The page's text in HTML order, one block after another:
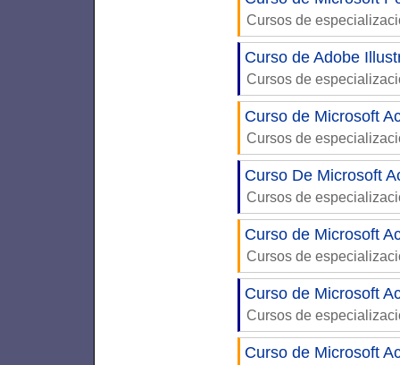
Cursos de
Curso de Adobe
Cursos de
Curso de Microsoft
Cursos de
Curso De Microsoft
Cursos de
Curso de Microsoft
Cursos de
Curso de Microsoft
Cursos de
Curso de Microsoft